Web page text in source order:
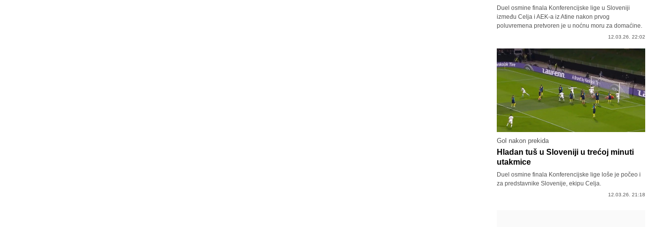
Duel osmine finala Konferencijske lige u Sloveniji
između Celja i AEK-a iz Atine nakon prvog
poluvremena pretvoren je u noćnu moru za domaćine.
12.03.26. 22:02
Gol nakon prekida
Hladan tuš u Sloveniji u trećoj minuti
utakmice
Duel osmine finala Konferencijske lige loše je počeo i
za predstavnike Slovenije, ekipu Celja.
12.03.26. 21:18